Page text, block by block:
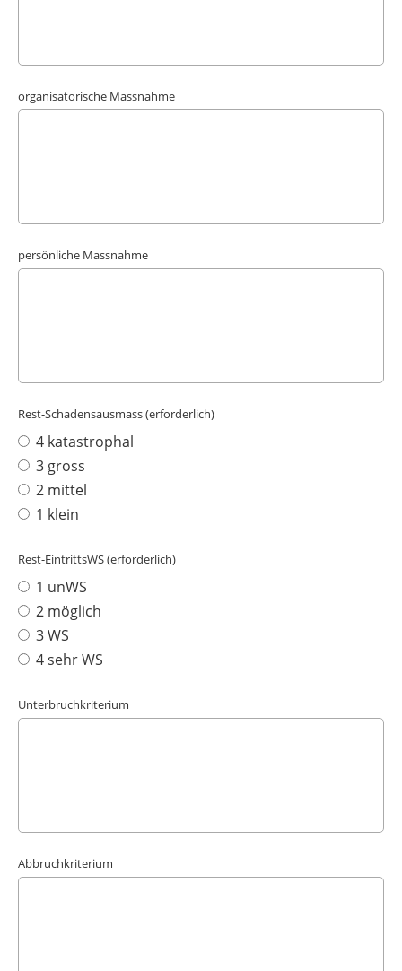
organisatorische Massnahme
persönliche Massnahme
Rest-Schadensausmass (erforderlich)
4 katastrophal
3 gross
2 mittel
1 klein
Rest-EintrittsWS (erforderlich)
1 unWS
2 möglich
3 WS
4 sehr WS
Unterbruchkriterium
Abbruchkriterium